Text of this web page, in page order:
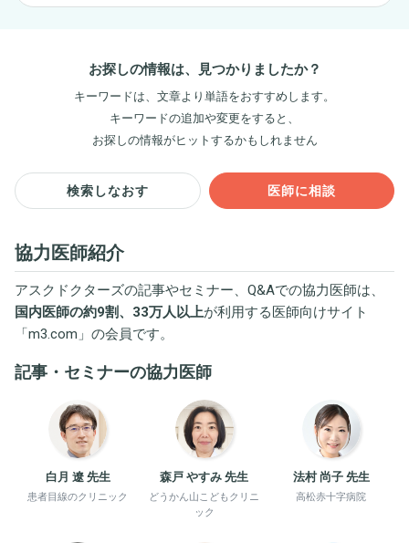
お探しの情報は、見つかりましたか？
キーワードは、文章より単語をおすすめします。
キーワードの追加や変更をすると、
お探しの情報がヒットするかもしれません
検索しなおす 医師に相談
協力医師紹介
アスクドクターズの記事やセミナー、Q&Aでの協力医師は、
国内医師の約9割、33万人以上が利用する医師向けサイト
「m3.com 」の会員です。
記事・セミナーの協力医師
白月 遼 先生
患者目線のクリニック
森戸 やすみ 先生
どうかん山こどもクリニ
ック
法村 尚子 先生
高松赤十字病院